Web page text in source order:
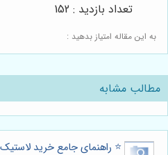
به این مقاله امتیاز بدهید :
تعداد بازدید : 152
مطالب مشابه
⭐️ راهنمای جامع خرید لاستیک